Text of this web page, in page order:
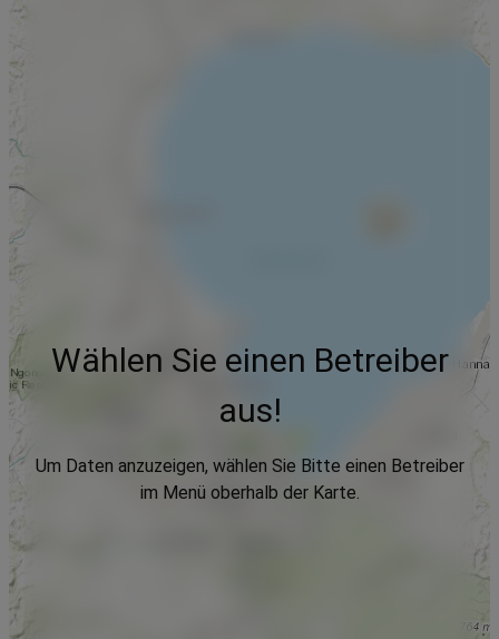
Wählen Sie einen Betreiber
aus!
Um Daten anzuzeigen, wählen Sie Bitte einen Betreiber
im Menü oberhalb der Karte.